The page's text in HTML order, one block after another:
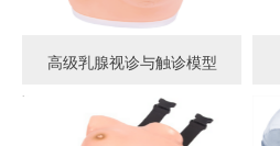
高级乳腺视诊与触诊模型